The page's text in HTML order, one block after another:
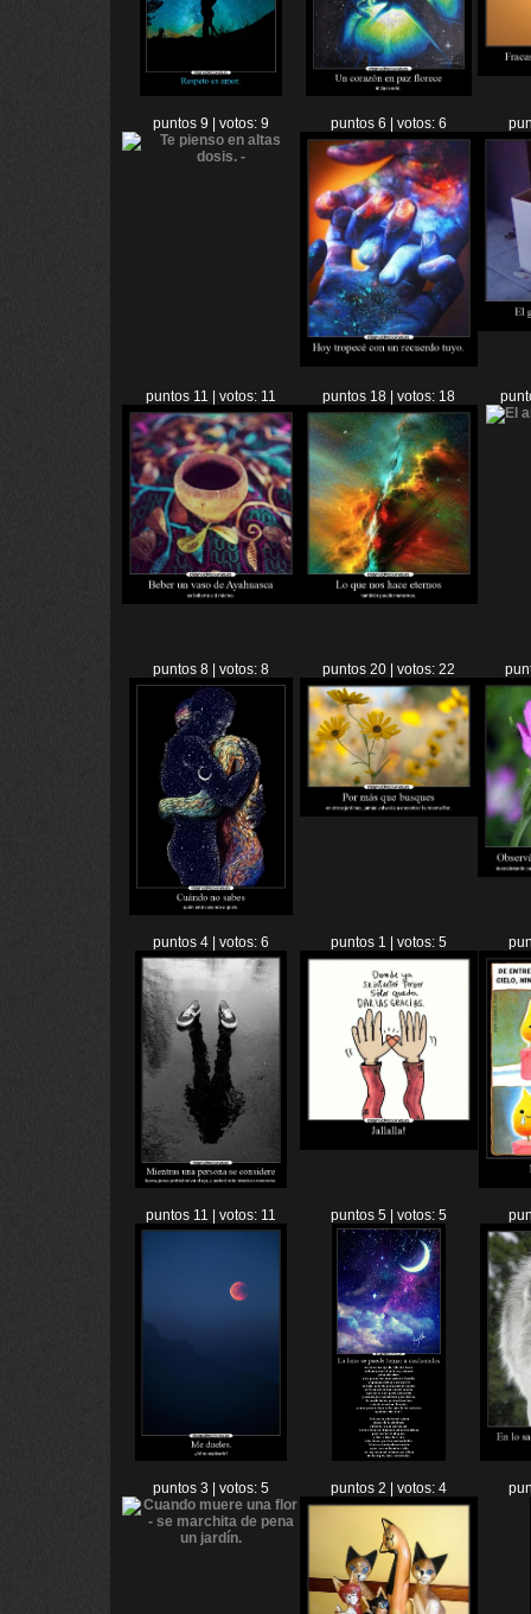
puntos 9 | votos: 9 puntos 6 | votos: 6
puntos 11 | votos: 11 puntos 18 | votos: 18
puntos 8 | votos: 8 puntos 20 | votos: 22
puntos 4 | votos: 6 puntos 1 | votos: 5
puntos 11 | votos: 11 puntos 5 | votos: 5
puntos 3 | votos: 5 puntos 2 | votos: 4